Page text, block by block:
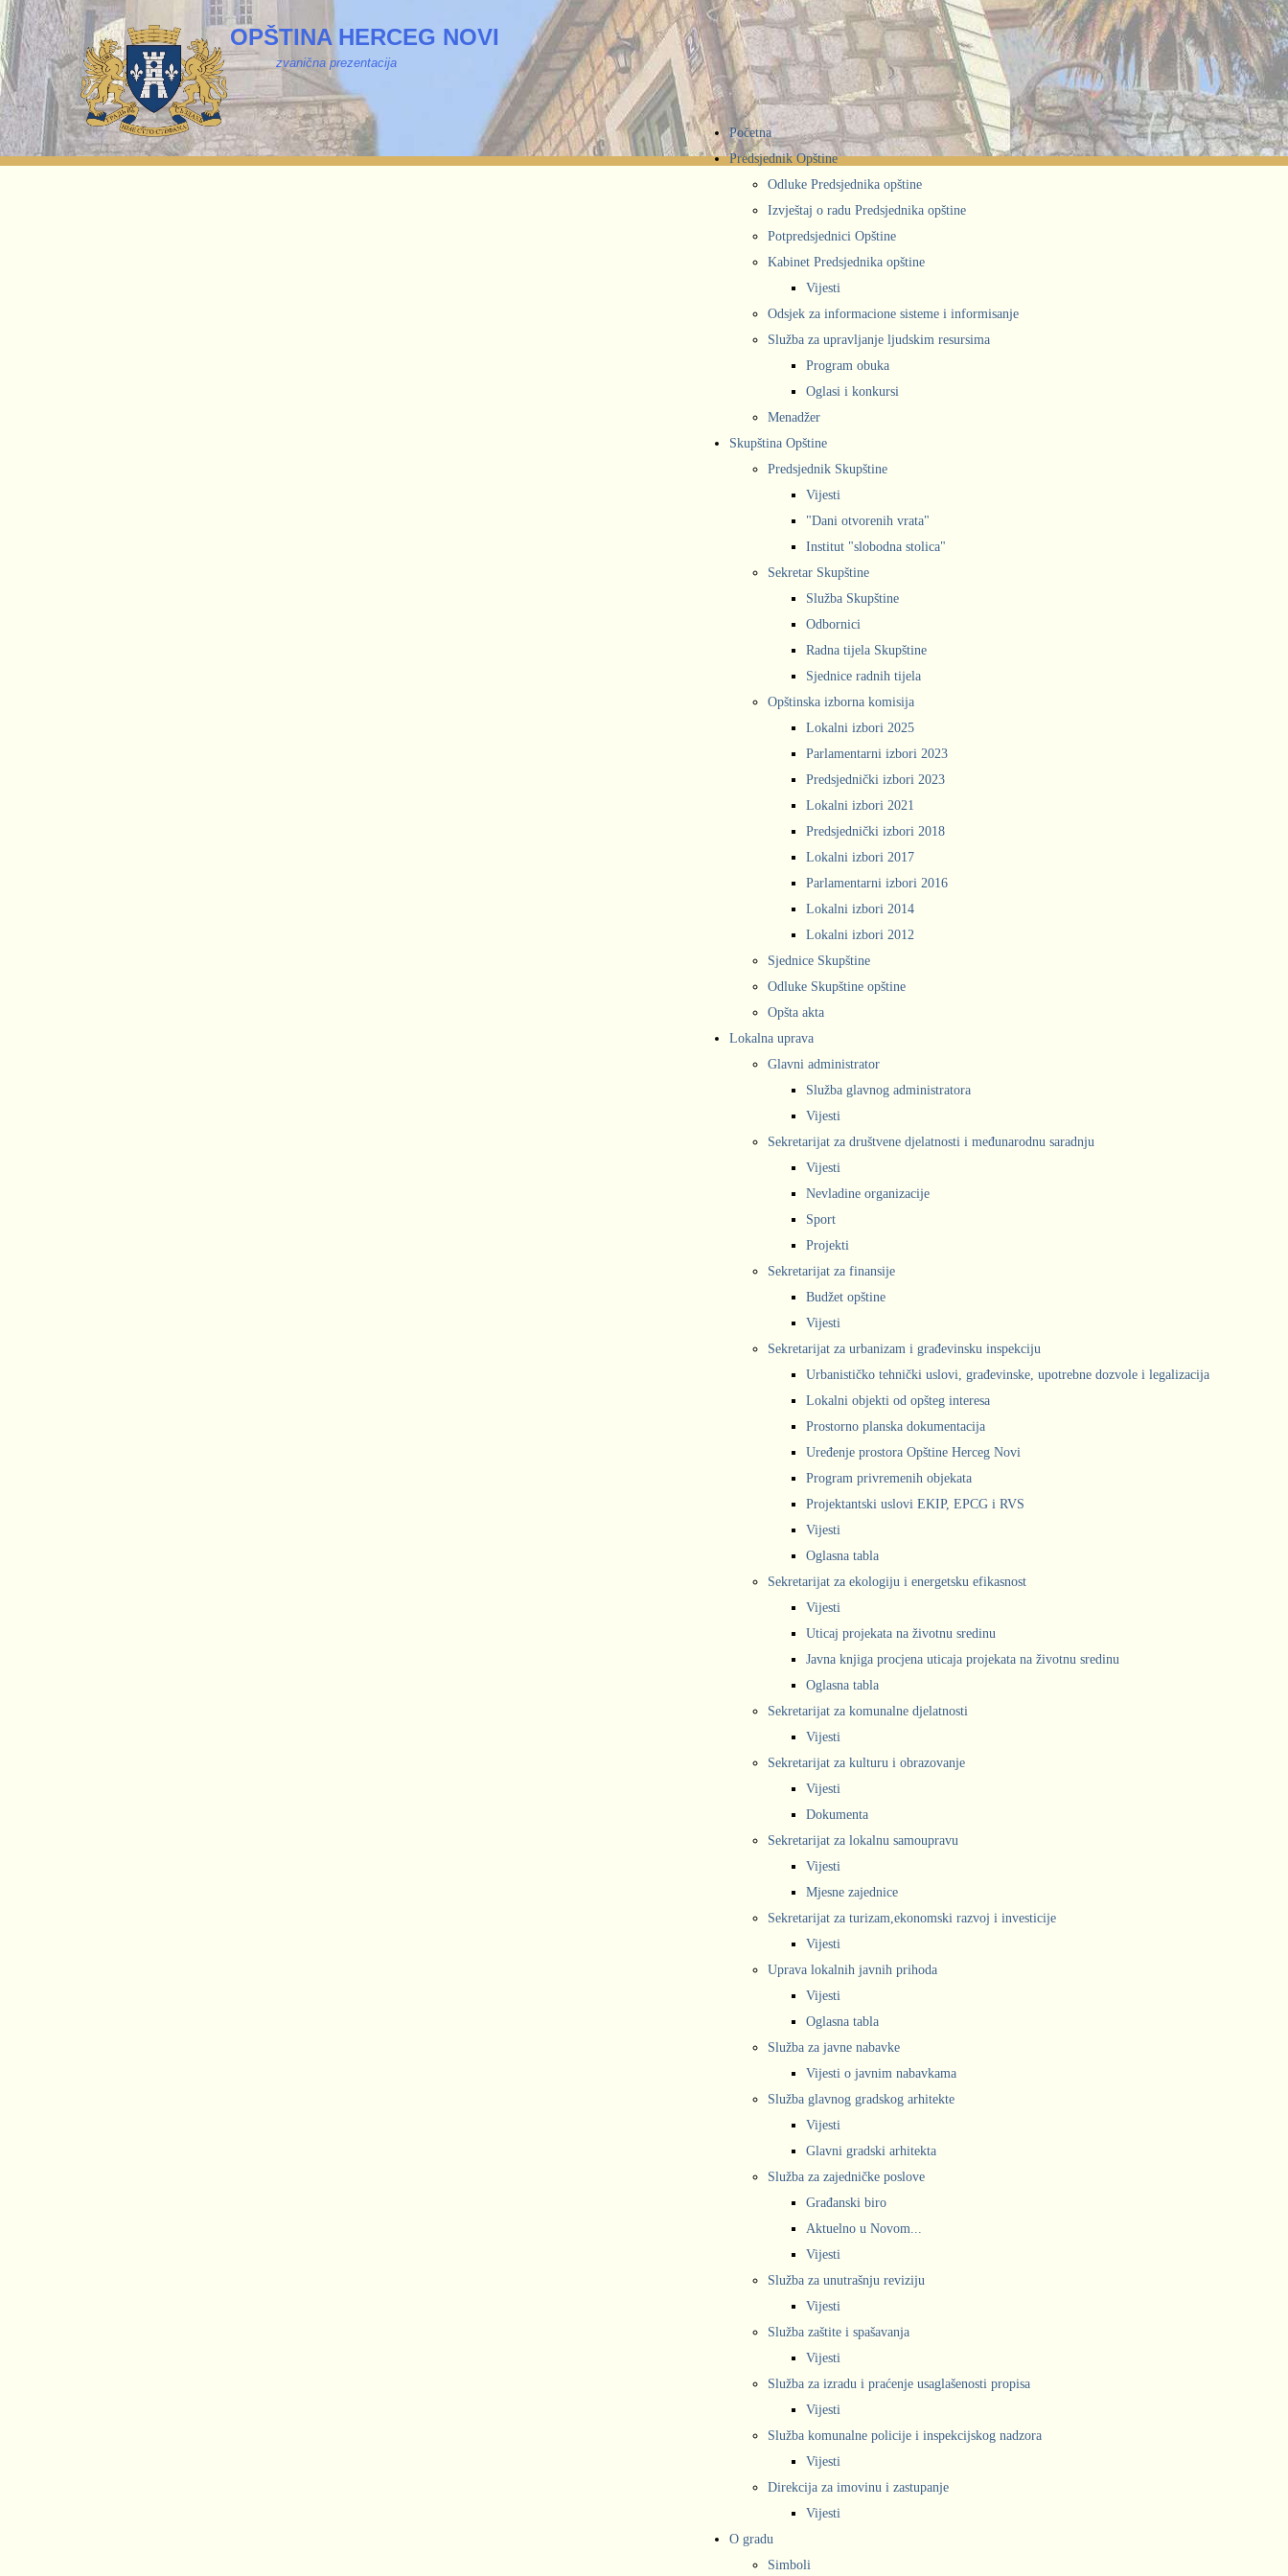
OPŠTINA HERCEG NOVI
zvanična prezentacija
Početna
Predsjednik Opštine
Odluke Predsjednika opštine
Izvještaj o radu Predsjednika opštine
Potpredsjednici Opštine
Kabinet Predsjednika opštine
Vijesti
Odsjek za informacione sisteme i informisanje
Služba za upravljanje ljudskim resursima
Program obuka
Oglasi i konkursi
Menadžer
Skupština Opštine
Predsjednik Skupštine
Vijesti
"Dani otvorenih vrata"
Institut "slobodna stolica"
Sekretar Skupštine
Služba Skupštine
Odbornici
Radna tijela Skupštine
Sjednice radnih tijela
Opštinska izborna komisija
Lokalni izbori 2025
Parlamentarni izbori 2023
Predsjednički izbori 2023
Lokalni izbori 2021
Predsjednički izbori 2018
Lokalni izbori 2017
Parlamentarni izbori 2016
Lokalni izbori 2014
Lokalni izbori 2012
Sjednice Skupštine
Odluke Skupštine opštine
Opšta akta
Lokalna uprava
Glavni administrator
Služba glavnog administratora
Vijesti
Sekretarijat za društvene djelatnosti i međunarodnu saradnju
Vijesti
Nevladine organizacije
Sport
Projekti
Sekretarijat za finansije
Budžet opštine
Vijesti
Sekretarijat za urbanizam i građevinsku inspekciju
Urbanističko tehnički uslovi, građevinske, upotrebne dozvole i legalizacija
Lokalni objekti od opšteg interesa
Prostorno planska dokumentacija
Uređenje prostora Opštine Herceg Novi
Program privremenih objekata
Projektantski uslovi EKIP, EPCG i RVS
Vijesti
Oglasna tabla
Sekretarijat za ekologiju i energetsku efikasnost
Vijesti
Uticaj projekata na životnu sredinu
Javna knjiga procjena uticaja projekata na životnu sredinu
Oglasna tabla
Sekretarijat za komunalne djelatnosti
Vijesti
Sekretarijat za kulturu i obrazovanje
Vijesti
Dokumenta
Sekretarijat za lokalnu samoupravu
Vijesti
Mjesne zajednice
Sekretarijat za turizam,ekonomski razvoj i investicije
Vijesti
Uprava lokalnih javnih prihoda
Vijesti
Oglasna tabla
Služba za javne nabavke
Vijesti o javnim nabavkama
Služba glavnog gradskog arhitekte
Vijesti
Glavni gradski arhitekta
Služba za zajedničke poslove
Građanski biro
Aktuelno u Novom...
Vijesti
Služba za unutrašnju reviziju
Vijesti
Služba zaštite i spašavanja
Vijesti
Služba za izradu i praćenje usaglašenosti propisa
Vijesti
Služba komunalne policije i inspekcijskog nadzora
Vijesti
Direkcija za imovinu i zastupanje
Vijesti
O gradu
Simboli